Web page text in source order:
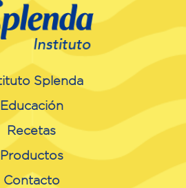
Splenda
Educación
Recetas
Productos
Contacto